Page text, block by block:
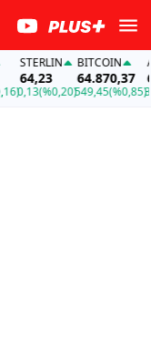
STERLIN
64,23
0,13(%0,20)
BITCOIN
64.870,37
549,45(%0,85)